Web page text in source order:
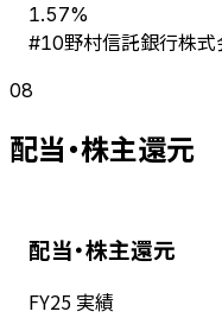
1.57%
#10野村信託銀行株式
08
配当・株主還元
配当・株主還元
FY25 実績